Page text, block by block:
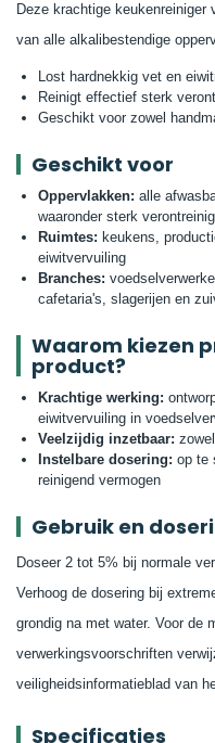
Deze krachtige
van alle alkalibestendige
Lost hardnekkig vet en
Reinigt effectief sterk
Geschikt voor zowel
Geschikt voor
Oppervlakken: alle
waaronder sterk
Ruimtes: keukens,
eiwitvervuiling
Branches:
cafetaria's, slagerijen en
Waarom kiezen
product?
Krachtige werking:
eiwitvervuiling in
Veelzijdig inzetbaar:
Instelbare dosering: op te
reinigend vermogen
Gebruik en
Doseer 2 tot 5% bij normale
Verhoog de dosering bij
grondig na met water. Voor de
verwerkingsvoorschriften
veiligheidsinformatieblad van
Specificaties